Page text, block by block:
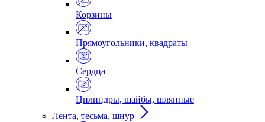
Корзины
Прямоугольники, квадраты
Сердца
Цилиндры, шайбы, шляпные
Лента, тесьма, шнур